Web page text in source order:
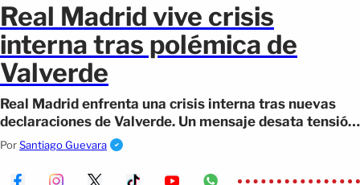
Real Madrid vive crisis
interna tras polémica de
Valverde
Real Madrid enfrenta una crisis interna tras nuevas
declaraciones de Valverde. Un mensaje desata tensión
dentro del vestuario.
PorSantiago Guevara